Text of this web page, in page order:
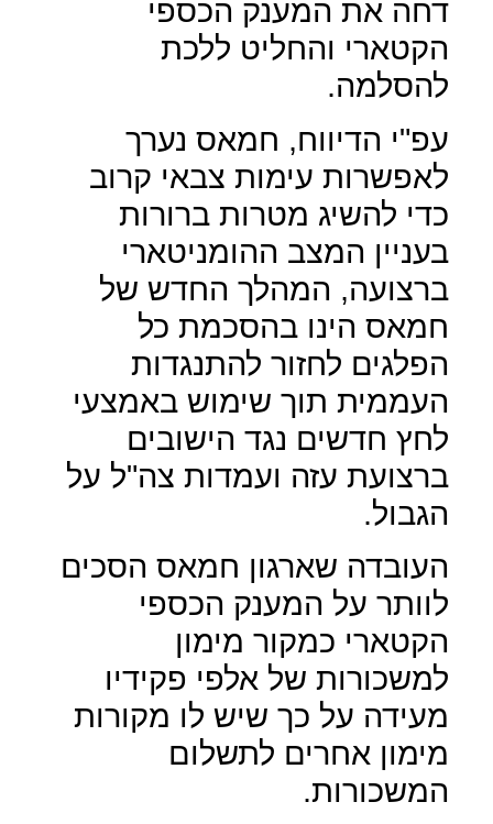
דחה את המענק הכספי
הקטארי והחליט ללכת
להסלמה.
עפ"י הדיווח, חמאס נערך
לאפשרות עימות צבאי קרוב
כדי להשיג מטרות ברורות
בעניין המצב ההומניטארי
ברצועה, המהלך החדש של
חמאס הינו בהסכמת כל
הפלגים לחזור להתנגדות
העממית תוך שימוש באמצעי
לחץ חדשים נגד הישובים
ברצועת עזה ועמדות צה"ל על
הגבול.
העובדה שארגון חמאס הסכים
לוותר על המענק הכספי
הקטארי כמקור מימון
למשכורות של אלפי פקידיו
מעידה על כך שיש לו מקורות
מימון אחרים לתשלום
המשכורות.